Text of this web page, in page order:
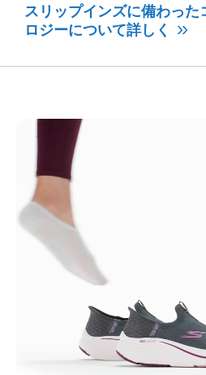
スリップインズに備わった
ロジーについて詳しく